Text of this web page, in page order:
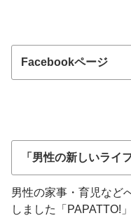
Facebookページ
「男性の新しいライ
男性の家事・育児など
しました「PAPATTO!